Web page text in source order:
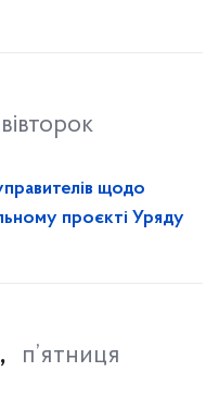
вівторок
щодо
проєкті Уряду
п’ятниця